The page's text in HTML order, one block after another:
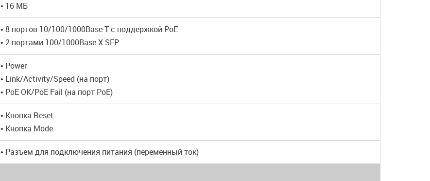
• 16 МБ
• 8 портов 10/100/1000Base-T с поддержкой PoE
• 2 портами 100/1000Base-X SFP
• Power
• Link/Activity/Speed (на порт)
• PoE OK/PoE Fail (на порт PoE)
• Кнопка Reset
• Кнопка Mode
• Разъем для подключения питания (переменный ток)